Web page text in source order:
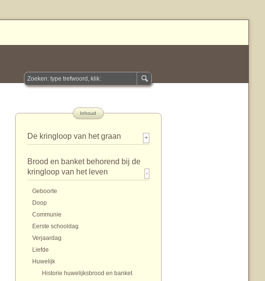
Inhoud
De kringloop van het graan +
Brood en banket behorend bij de
kringloop van het leven
-
Geboorte
Doop
Communie
Eerste schooldag
Verjaardag
Liefde
Huwelijk
Historie huwelijksbrood en banket